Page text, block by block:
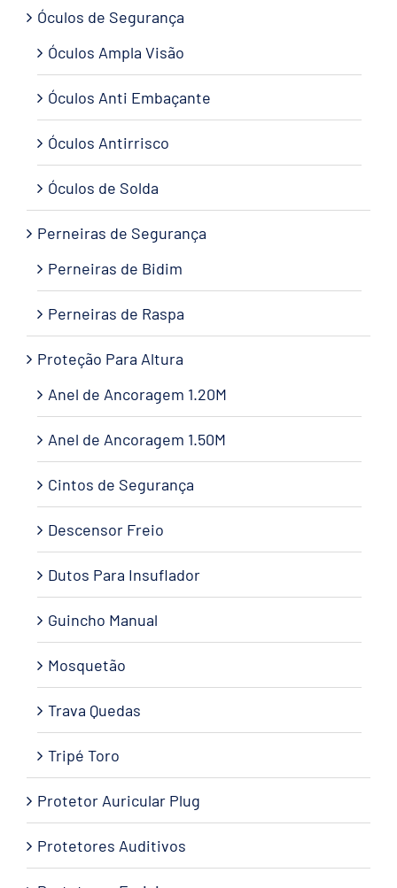
Óculos de Segurança
Óculos Ampla Visão
Óculos Anti Embaçante
Óculos Antirrisco
Óculos de Solda
Perneiras de Segurança
Perneiras de Bidim
Perneiras de Raspa
Proteção Para Altura
Anel de Ancoragem 1.20M
Anel de Ancoragem 1.50M
Cintos de Segurança
Descensor Freio
Dutos Para Insuflador
Guincho Manual
Mosquetão
Trava Quedas
Tripé Toro
Protetor Auricular Plug
Protetores Auditivos